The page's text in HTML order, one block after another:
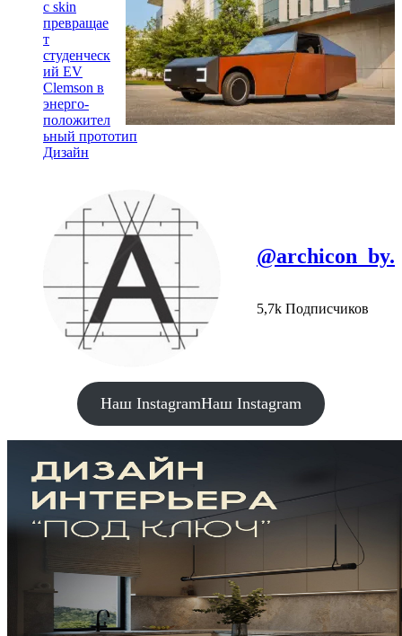
c skin
превращае
т
студенческ
ий EV
Clemson в
энерго-
положител
ьный прототип
Дизайн
@archicon_by.
5,7k Подписчиков
Наш InstagramНаш Instagram